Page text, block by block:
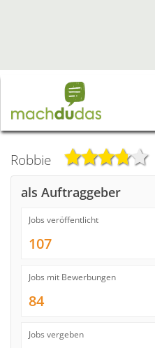
Robbie
als Auftraggeber
Jobs veröffentlicht
107
Jobs mit Bewerbungen
84
Jobs vergeben